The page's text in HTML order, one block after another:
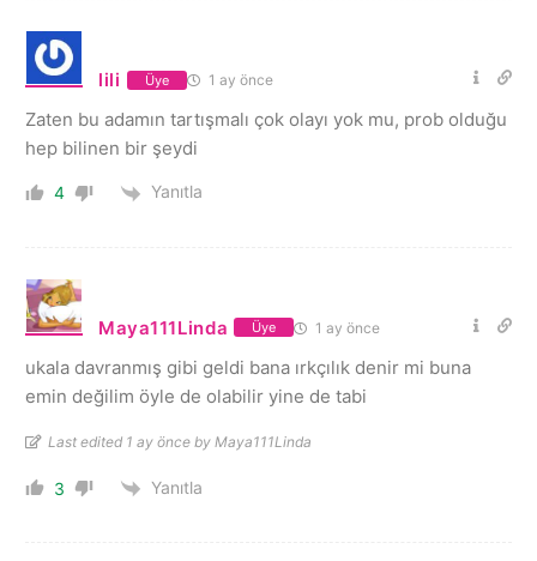
lili Üye 1 ay önce
Zaten bu adamın tartışmalı çok olayı yok mu, prob olduğu
hep bilinen bir şeydi
4 Yanıtla
Maya111Linda Üye 1 ay önce
ukala davranmış gibi geldi bana ırkçılık denir mi buna
emin değilim öyle de olabilir yine de tabi
Last edited 1 ay önce by Maya111Linda
3 Yanıtla